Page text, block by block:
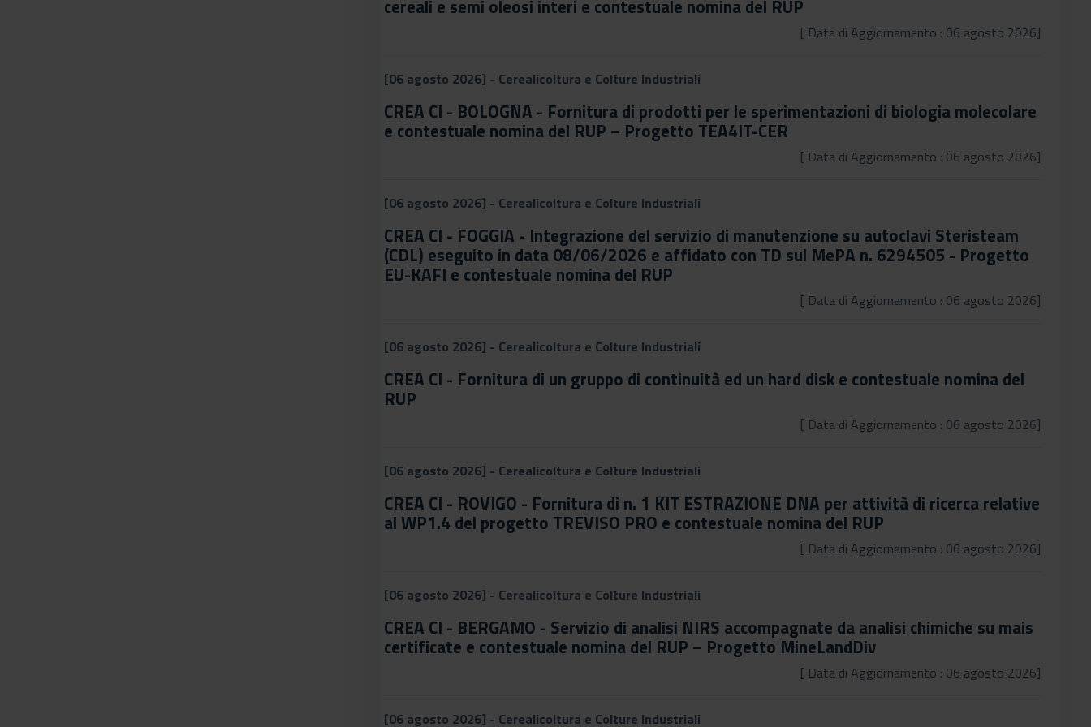
cereali e semi oleosi interi e contestuale nomina del RUP
[ Data di Aggiornamento : 06 agosto 2026]
[06 agosto 2026] - Cerealicoltura e Colture Industriali
CREA CI - BOLOGNA - Fornitura di prodotti per le sperimentazioni di biologia molecolare
e contestuale nomina del RUP – Progetto TEA4IT-CER
[ Data di Aggiornamento : 06 agosto 2026]
[06 agosto 2026] - Cerealicoltura e Colture Industriali
CREA CI - FOGGIA - Integrazione del servizio di manutenzione su autoclavi Steristeam
(CDL) eseguito in data 08/06/2026 e affidato con TD sul MePA n. 6294505 - Progetto
EU-KAFI e contestuale nomina del RUP
[ Data di Aggiornamento : 06 agosto 2026]
[06 agosto 2026] - Cerealicoltura e Colture Industriali
CREA CI - Fornitura di un gruppo di continuità ed un hard disk e contestuale nomina del
RUP
[ Data di Aggiornamento : 06 agosto 2026]
[06 agosto 2026] - Cerealicoltura e Colture Industriali
CREA CI - ROVIGO - Fornitura di n. 1 KIT ESTRAZIONE DNA per attività di ricerca relative
al WP1.4 del progetto TREVISO PRO e contestuale nomina del RUP
[ Data di Aggiornamento : 06 agosto 2026]
[06 agosto 2026] - Cerealicoltura e Colture Industriali
CREA CI - BERGAMO - Servizio di analisi NIRS accompagnate da analisi chimiche su mais
certificate e contestuale nomina del RUP – Progetto MineLandDiv
[ Data di Aggiornamento : 06 agosto 2026]
[06 agosto 2026] - Cerealicoltura e Colture Industriali